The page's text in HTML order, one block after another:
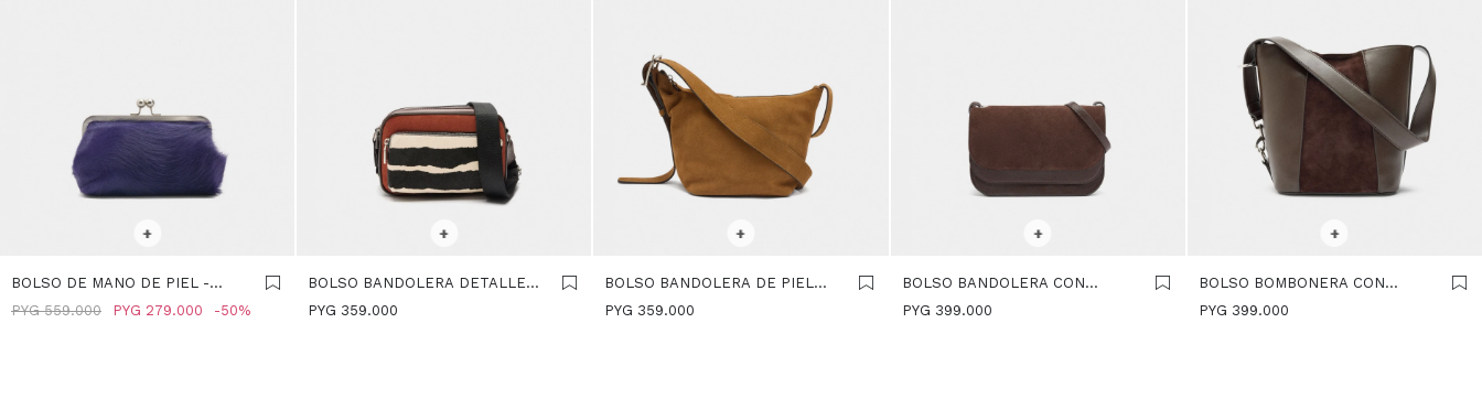
+
BOLSO DE MANO DE PIEL -
VIOLETA
PYG 279.000
PYG 559.000 50
+
BOLSO BANDOLERA DETALLES
DE PIEL - NARANJA
PYG 359.000
+
BOLSO BANDOLERA DE PIEL
LISA - CAMEL
PYG 359.000
+
BOLSO BANDOLERA CON
SOLAPA DOBLE - MARRON
PYG 399.000
+
BOLSO BOMBONERA CON
DETALLES DE PIEL - MARRON
PYG 399.000